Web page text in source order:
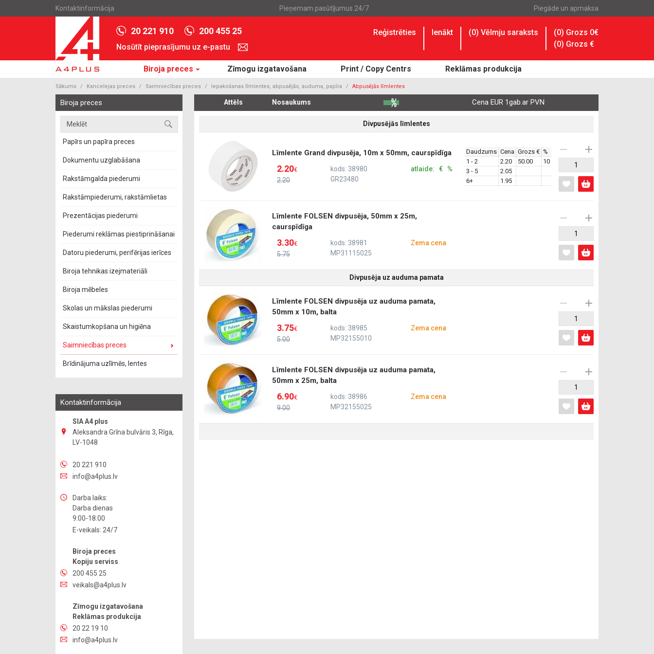
Kontaktinformācija Pieņemam pasūtījumus 24/7 Piegāde un apmaksa
20 221 910 200 455 25
Nosūtīt pieprasījumu uz e-pastu
Reģistrēties Ienākt (0) Vēlmju saraksts
(0) Grozs 0€
(0) Grozs €
Biroja preces Zīmogu izgatavošana Print / Copy Centrs Reklāmas produkcija
Sākums Kancelejas preces Saimniecības preces Iepakošanas līmlentes, abpusējās, auduma, papīra Abpusējās līmlentes
Biroja preces
Papīrs un papīra preces
Dokumentu uzglabāšana
Rakstāmgalda piederumi
Rakstāmpiederumi, rakstāmlietas
Prezentācijas piederumi
Piederumi reklāmas piestiprināšanai
Datoru piederumi, perifērijas ierīces
Biroja tehnikas izejmateriāli
Biroja mēbeles
Skolas un mākslas piederumi
Skaistumkopšana un higiēna
Saimniecības preces
Brīdinājuma uzlīmēs, lentes
Kontaktinformācija
SIA A4 plus
Aleksandra Grīna bulvāris 3, Rīga,
LV-1048
20 221 910
info@a4plus.lv
Darba laiks:
Darba dienas
9:00-18:00
E-veikals: 24/7
Biroja preces
Kopiju serviss
200 455 25
veikals@a4plus.lv
Zīmogu izgatavošana
Reklāmas produkcija
20 22 19 10
info@a4plus.lv
Attēls Nosaukums Cena EUR 1gab.ar PVN
Divpusējās līmlentes
Līmlente Grand divpusēja, 10m x 50mm, caurspīdīga
2.20
2.20€
kods: 38980
GR23480
atlaide: € %
Daudzums Cena Grozs € %
1 - 2
2.20 50.00
10
3 - 5
2.05
6+
1.95
Līmlente FOLSEN divpusēja, 50mm x 25m,
caurspīdīga
5.75
3.30€
kods: 38981
MP31115025
Zema cena
Divpusēja uz auduma pamata
Līmlente FOLSEN divpusēja uz auduma pamata,
50mm x 10m, balta
5.00
3.75€
kods: 38985
MP32155010
Zema cena
Līmlente FOLSEN divpusēja uz auduma pamata,
50mm x 25m, balta
9.00
6.90€
kods: 38986
MP32155025
Zema cena